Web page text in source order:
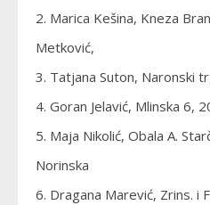
2. Marica Kešina, Kneza
Metković,
3. Tatjana Suton, Naronski
4. Goran Jelavić, Mlinska 6,
5. Maja Nikolić, Obala A.
Norinska
6. Dragana Marević, Zrins. i